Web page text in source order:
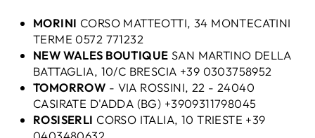
MORINI CORSO MATTEOTTI, 34 MONTECATINI
TERME 0572 771232
NEW WALES BOUTIQUE SAN MARTINO DELLA
BATTAGLIA, 10/C BRESCIA +39 0303758952
TOMORROW - VIA ROSSINI, 22 - 24040
CASIRATE D'ADDA (BG) +3909311798045
ROSISERLI CORSO ITALIA, 10 TRIESTE +39